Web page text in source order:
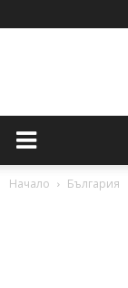
Начало България